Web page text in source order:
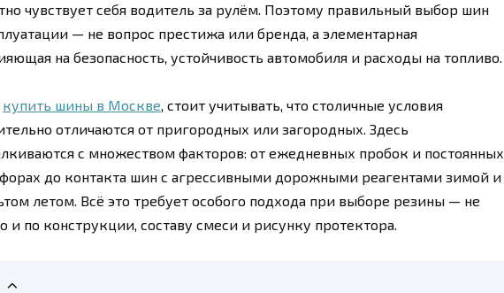
чувствует себя водитель за рулём. Поэтому правильный выбор шин
— не вопрос престижа или бренда, а элементарная
на безопасность, устойчивость автомобиля и расходы на топливо.
купить шины в Москве, стоит учитывать, что столичные условия
отличаются от пригородных или загородных. Здесь
с множеством факторов: от ежедневных пробок и постоянных
до контакта шин с агрессивными дорожными реагентами зимой и
летом. Всё это требует особого подхода при выборе резины — не
и по конструкции, составу смеси и рисунку протектора.